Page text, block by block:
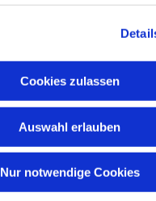
Cookies zulassen
Auswahl erlauben
Nur notwendige Cookies